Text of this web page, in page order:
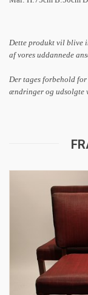
Dette produkt vil blive
af vores uddannede
Der tages forbehold
ændringer og udsolgte